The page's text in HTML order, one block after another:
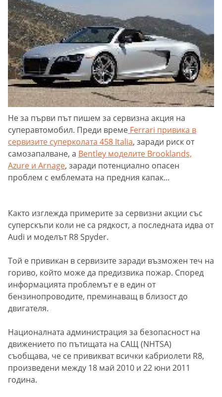
Не за първи път пишем за сервизна акция на
суперавтомобил. Преди време Ferrari привика в
сервизите суперколата 458 Italia, заради риск от
самозапалване, а Bentley моделите Brooklands,
Azure и Arnage, заради потенциално опасен
проблем с емблемата на предния капак...
Както изглежда примерите за сервизни акции със
суперскъпи коли не са рядкост, а последната идва от
Audi и моделът R8 Spyder.
Той е привикан в сервизите заради възможен теч на
гориво, който може да предизвика пожар. Според
информацията проблемът е в един от
бензинопроводите, преминаващ в близост до
двигателя.
Националната администрация за безопасност на
движението по пътищата на САЩ (NHTSA)
съобщава, че се привикват всички кабриолети R8,
произведени между 18 май 2010 и 22 юни 2011
година.